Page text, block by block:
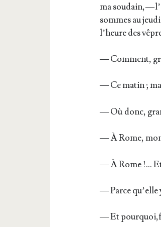
ma sou­dain, —
sommes au
l’heure des
— Com­ment,
— Ce matin ;
— Où donc,
— À Rome,
— À Rome !…
— Parce qu’elle
— Et